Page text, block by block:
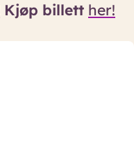
Kjøp billett her!